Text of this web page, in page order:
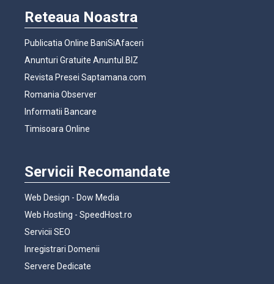
Reteaua Noastra
Publicatia Online BaniSiAfaceri
Anunturi Gratuite Anuntul.BIZ
Revista Presei Saptamana.com
Romania Observer
Informatii Bancare
Timisoara Online
Servicii Recomandate
Web Design - Dow Media
Web Hosting - SpeedHost.ro
Servicii SEO
Inregistrari Domenii
Servere Dedicate